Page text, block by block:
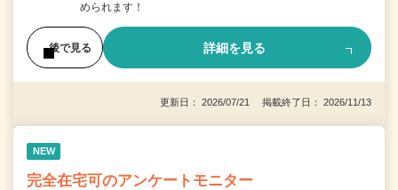
められます！
後で見る 詳細を見る
更新日： 2026/07/21 掲載終了日： 2026/11/13
NEW
完全在宅可のアンケートモニター